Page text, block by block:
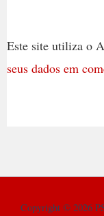
Este site utiliza o
seus dados em
Copyright © 2026